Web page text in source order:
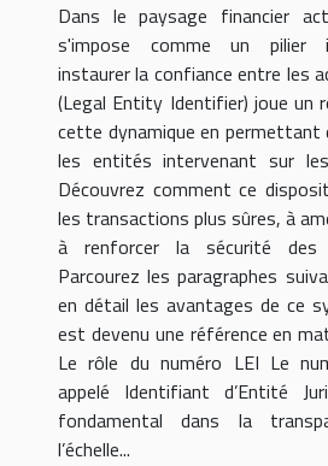
Dans le paysage financier
s'impose comme un pilier
instaurer la confiance entre les
(Legal Entity Identifier) joue un
cette dynamique en permettant
les entités intervenant sur
Découvrez comment ce
les transactions plus sûres, à
à renforcer la sécurité des
Parcourez les paragraphes
en détail les avantages de ce
est devenu une référence en
Le rôle du numéro LEI Le
appelé Identifiant d’Entité
fondamental dans la
l’échelle...